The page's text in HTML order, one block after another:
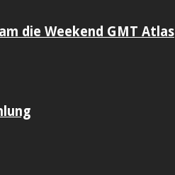
die Weekend GMT Atlas